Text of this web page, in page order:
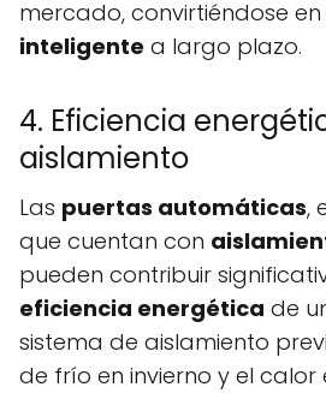
mercado, convirtiéndose en
inteligente a largo plazo.
4. Eficiencia
aislamiento
Las puertas automáticas,
que cuentan con
pueden contribuir
eficiencia energética de
sistema de aislamiento
de frío en invierno y el calor